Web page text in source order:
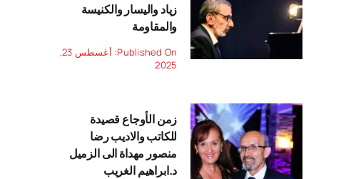
زياد واليسار والكنيسة
والمقاومة
Published On: أغسطس 23,
2025
زمن الأوجاع قصيدة
للكاتب والاديب رضا
منصور مهداة الى الزميل
د.ابراهيم الغريب